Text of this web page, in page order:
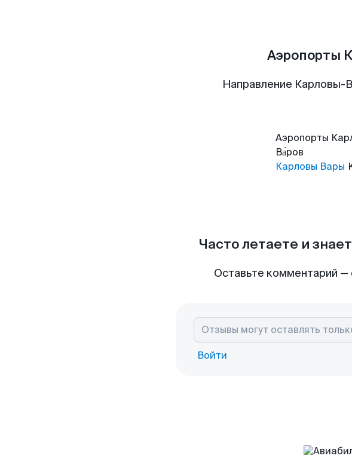
Аэропорты
Направление
Аэропорты
Ва́ров
Карловы Вары
Часто летаете и
Оставьте комментарий
Войти